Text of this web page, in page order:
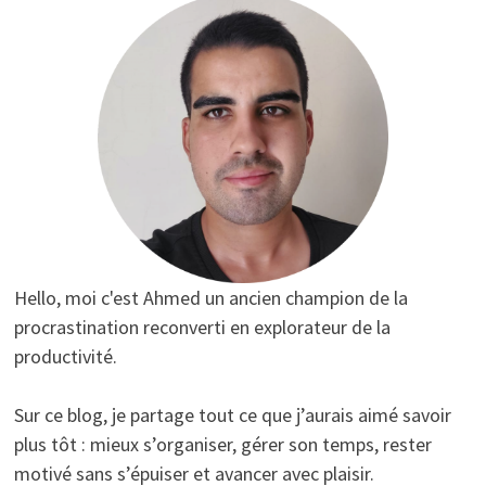
Hello, moi c'est Ahmed un ancien champion de la
procrastination reconverti en explorateur de la
productivité.
Sur ce blog, je partage tout ce que j’aurais aimé savoir
plus tôt : mieux s’organiser, gérer son temps, rester
motivé sans s’épuiser et avancer avec plaisir.